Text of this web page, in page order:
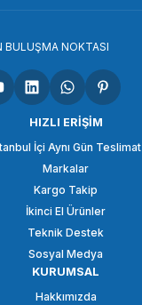
BULUŞMA NOKTASI
HIZLI ERİŞİM
İçi Aynı Gün Teslimat
Markalar
Kargo Takip
İkinci El Ürünler
Teknik Destek
Sosyal Medya
KURUMSAL
Hakkımızda